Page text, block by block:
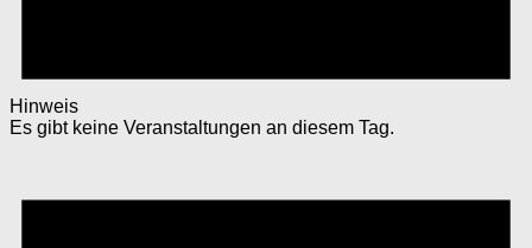
Hinweis
Es gibt keine Veranstaltungen an diesem Tag.